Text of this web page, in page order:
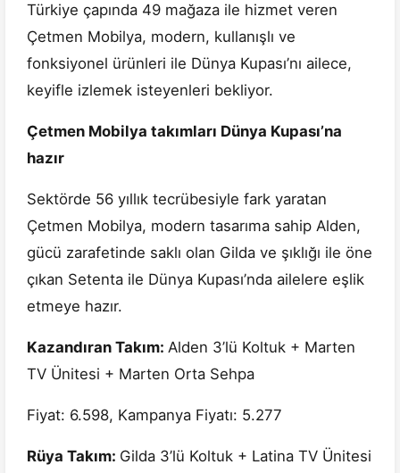
Türkiye çapında 49 mağaza ile hizmet veren
Çetmen Mobilya, modern, kullanışlı ve
fonksiyonel ürünleri ile Dünya Kupası’nı ailece,
keyifle izlemek isteyenleri bekliyor.
Çetmen Mobilya takımları Dünya Kupası’na
hazır
Sektörde 56 yıllık tecrübesiyle fark yaratan
Çetmen Mobilya, modern tasarıma sahip Alden,
gücü zarafetinde saklı olan Gilda ve şıklığı ile öne
çıkan Setenta ile Dünya Kupası’nda ailelere eşlik
etmeye hazır.
Kazandıran Takım: Alden 3’lü Koltuk + Marten
TV Ünitesi + Marten Orta Sehpa
Fiyat: 6.598, Kampanya Fiyatı: 5.277
Rüya Takım: Gilda 3’lü Koltuk + Latina TV Ünitesi